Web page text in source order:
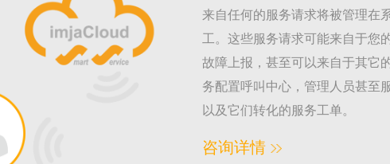
来自任何的服务请求将被管理在
工。这些服务请求可能来自于您
故障上报，甚至可以来自于其它
务配置呼叫中心，管理人员甚至
以及它们转化的服务工单。
咨询详情